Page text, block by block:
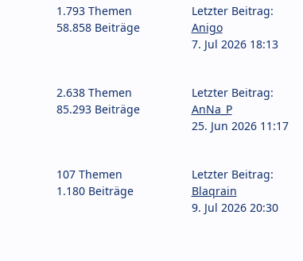
1.793 Themen
58.858 Beiträge
Letzter Beitrag:
Anigo
7. Jul 2026 18:13
2.638 Themen
85.293 Beiträge
Letzter Beitrag:
AnNa_P
25. Jun 2026 11:17
107 Themen
1.180 Beiträge
Letzter Beitrag:
Blaqrain
9. Jul 2026 20:30